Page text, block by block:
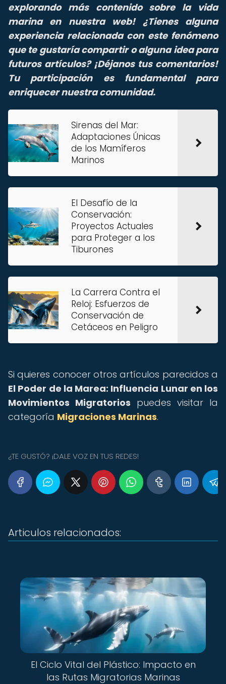
explorando más contenido sobre la vida
marina en nuestra web! ¿Tienes alguna
experiencia relacionada con este fenómeno
que te gustaría compartir o alguna idea para
futuros artículos? ¡Déjanos tus comentarios!
Tu participación es fundamental para
enriquecer nuestra comunidad.
Sirenas del Mar:
Adaptaciones Únicas
de los Mamíferos
Marinos
El Desafío de la
Conservación:
Proyectos Actuales
para Proteger a los
Tiburones
La Carrera Contra el
Reloj: Esfuerzos de
Conservación de
Cetáceos en Peligro
Si quieres conocer otros artículos parecidos a
El Poder de la Marea: Influencia Lunar en los
Movimientos Migratorios puedes visitar la
categoría Migraciones Marinas.
¿TE GUSTÓ? ¡DALE VOZ EN TUS REDES!
Articulos relacionados:
El Ciclo Vital del Plástico: Impacto en
las Rutas Migratorias Marinas